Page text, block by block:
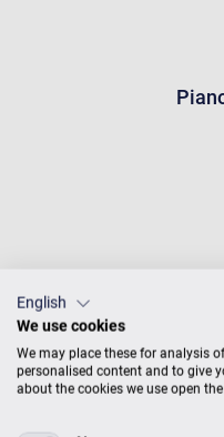
English
We use cookies
We may place these for analysis
personalised content and to give
about the cookies we use open